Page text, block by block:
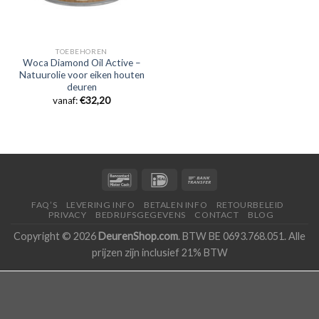
TOEBEHOREN
Woca Diamond Oil Active –
Natuurolie voor eiken houten
deuren
vanaf:€32,20
FAQ’S LEVERING INFO BETALEN INFO
RETOURBELEID
PRIVACY
BEDRIJFSGEGEVENS CONTACT BLOG
Copyright © 2026 DeurenShop.com. BTW BE 0693.768.051. Alle
prijzen zijn inclusief 21% BTW